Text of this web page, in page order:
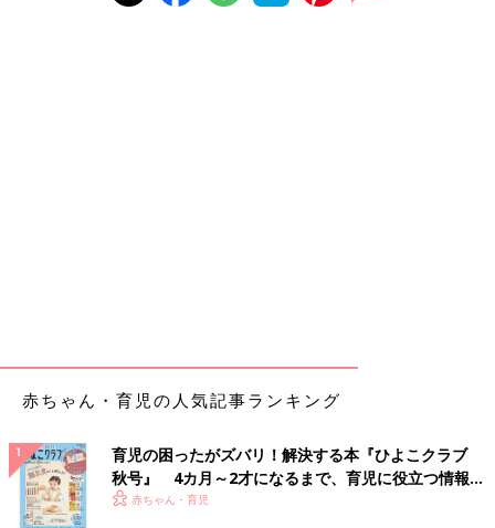
赤ちゃん・育児の人気記事ランキング
育児の困ったがズバリ！解決する本『ひよこクラブ
秋号』 4カ月～2才になるまで、育児に役立つ情報が
いっぱい！
赤ちゃん・育児